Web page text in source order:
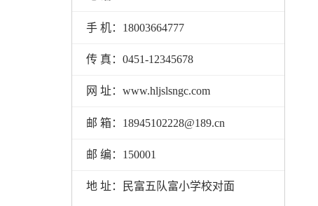
手 机：18003664777
传 真：0451-12345678
网 址：www.hljslsngc.com
邮 箱：18945102228@189.cn
邮 编：150001
地 址：民富五队富小学校对面